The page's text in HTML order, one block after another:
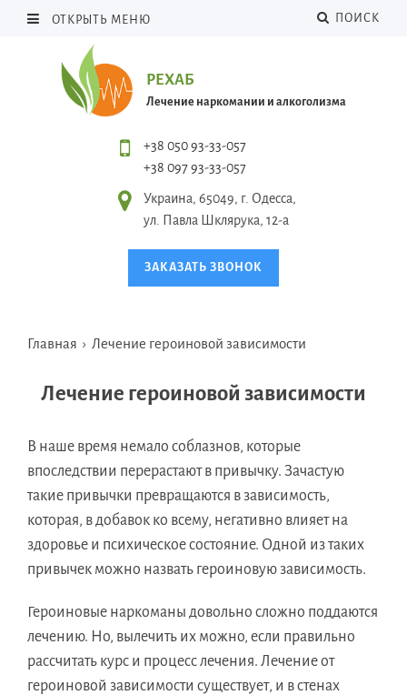
ОТКРЫТЬ МЕНЮ ПОИСК
РЕХАБ
Лечение наркомании и алкоголизма
+38 050 93-33-057
+38 097 93-33-057
Украина, 65049, г. Одесса,
ул. Павла Шклярука, 12-а
ЗАКАЗАТЬ ЗВОНОК
Главная › Лечение героиновой зависимости
Лечение героиновой зависимости
В наше время немало соблазнов, которые
впоследствии перерастают в привычку. Зачастую
такие привычки превращаются в зависимость,
которая, в добавок ко всему, негативно влияет на
здоровье и психическое состояние. Одной из таких
привычек можно назвать героиновую зависимость.
Героиновые наркоманы довольно сложно поддаются
лечению. Но, вылечить их можно, если правильно
рассчитать курс и процесс лечения. Лечение от
героиновой зависимости существует, и в стенах